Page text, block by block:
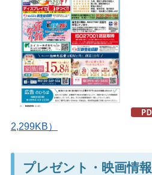
2,299KB）
プレゼント・映画情報